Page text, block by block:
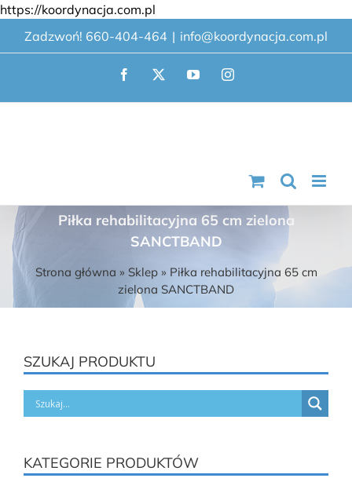
https://koordynacja.com.pl
do
zawartości
Zadzwoń! 660-404-464 | info@koordynacja.com.pl
Facebook
X YouTubeInstagram
Piłka rehabilitacyjna 65 cm zielona
SANCTBAND
Strona główna » Sklep» Piłka rehabilitacyjna 65 cm
zielona SANCTBAND
SZUKAJ PRODUKTU
KATEGORIE PRODUKTÓW